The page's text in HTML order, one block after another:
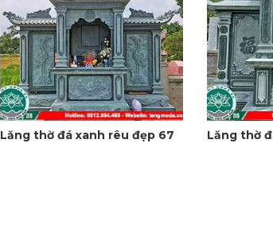
Lăng thờ đá xanh rêu đẹp 67 Lăng thờ